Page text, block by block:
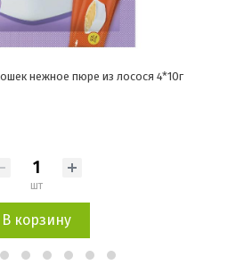
нежное пюре из лосося 4*10г
шт
В корзину